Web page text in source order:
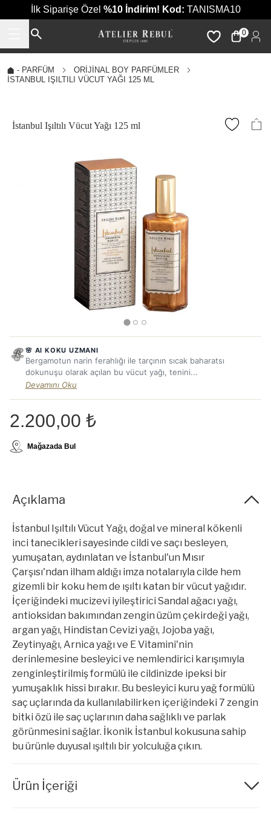
İlk Siparişe Özel %10 İndirim! Kod: TANISMA10
0
- PARFÜM
ORIJINAL BOY PARFÜMLER
İSTANBUL IŞILTILI VÜCUT YAĞI 125 ML
İstanbul Işıltılı Vücut Yağı 125 ml
🌸 AI KOKU UZMANI
Bergamotun narin ferahlığı ile tarçının sıcak baharatsı
dokunuşu olarak açılan bu vücut yağı, tenini...
Devamını Oku
2.200,00 ₺
Mağazada Bul
Açıklama
İstanbul Işıltılı Vücut Yağı, doğal ve mineral kökenli
inci tanecikleri sayesinde cildi ve saçı besleyen,
yumuşatan, aydınlatan ve İstanbul'un Mısır
Çarşısı'ndan ilham aldığı imza notalarıyla cilde hem
gizemli bir koku hem de ışıltı katan bir vücut yağıdır.
İçeriğindeki mucizevi iyileştirici Sandal ağacı yağı,
antioksidan bakımından zengin üzüm çekirdeği yağı,
argan yağı, Hindistan Cevizi yağı, Jojoba yağı,
Zeytinyağı, Arnica yağı ve E Vitamini'nin
derinlemesine besleyici ve nemlendirici karışımıyla
zenginleştirilmiş formülü ile cildinizde ipeksi bir
yumuşaklık hissi bırakır. Bu besleyici kuru yağ formülü
saç uçlarında da kullanılabilirken içeriğindeki 7 zengin
bitki özü ile saç uçlarının daha sağlıklı ve parlak
görünmesini sağlar. İkonik İstanbul kokusuna sahip
bu ürünle duyusal ışıltılı bir yolculuğa çıkın.
Ürün İçeriği